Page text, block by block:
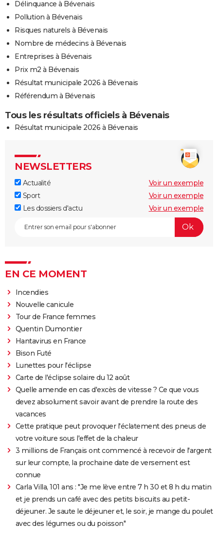
Délinquance à Bévenais
Pollution à Bévenais
Risques naturels à Bévenais
Nombre de médecins à Bévenais
Entreprises à Bévenais
Prix m2 à Bévenais
Résultat municipale 2026 à Bévenais
Référendum à Bévenais
Tous les résultats officiels à Bévenais
Résultat municipale 2026 à Bévenais
NEWSLETTERS
Actualité
Voir un exemple
Sport
Voir un exemple
Les dossiers d'actu
Voir un exemple
EN CE MOMENT
Incendies
Nouvelle canicule
Tour de France femmes
Quentin Dumontier
Hantavirus en France
Bison Futé
Lunettes pour l'éclipse
Carte de l'éclipse solaire du 12 août
Quelle amende en cas d'excès de vitesse ? Ce que vous
devez absolument savoir avant de prendre la route des
vacances
Cette pratique peut provoquer l'éclatement des pneus de
votre voiture sous l'effet de la chaleur
3 millions de Français ont commencé à recevoir de l'argent
sur leur compte, la prochaine date de versement est
connue
Carla Villa, 101 ans : "Je me lève entre 7 h 30 et 8 h du matin
et je prends un café avec des petits biscuits au petit-
déjeuner. Je saute le déjeuner et, le soir, je mange du poulet
avec des légumes ou du poisson"